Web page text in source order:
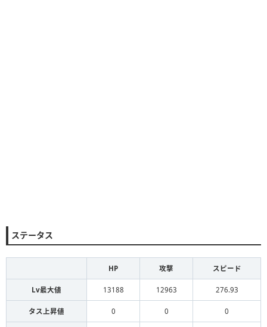
ステータス
HP 攻撃 スピード
Lv最大値 13188 12963 276.93
タス上昇値 0 0 0